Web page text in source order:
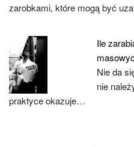
zarobkami, które mogą być
Ile
Nie da
nie
praktyce okazuje…